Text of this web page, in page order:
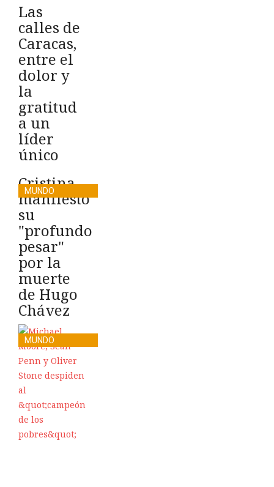
Las
calles de
Caracas,
entre el
dolor y
la
gratitud
a un
líder
único
Cristina
manifestó
su
"profundo
pesar"
por la
muerte
de Hugo
Chávez
MUNDO
MUNDO